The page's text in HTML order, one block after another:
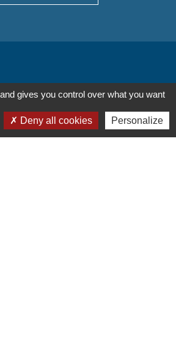
gives you control over what you want
Deny all cookies Personalize